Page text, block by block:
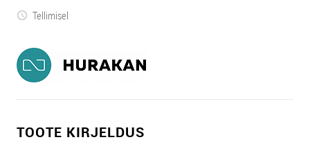
Tellimisel
TOOTE KIRJELDUS